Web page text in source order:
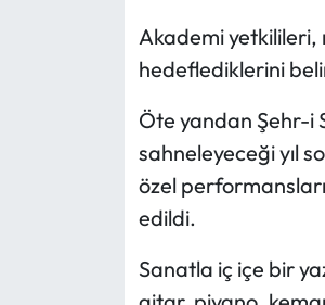
Akademi yetkilileri,
hedeflediklerini
Öte yandan Şehr-i
sahneleyeceği yıl
özel
edildi.
Sanatla iç içe bir
Sungurlu Haberleri